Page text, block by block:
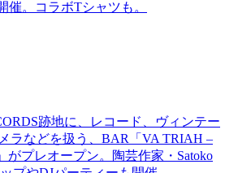
。コラボTシャツも。
跡地に、レコード、ヴィンテー
ラなどを扱う、BAR「VA TRIAH –
がプレオープン。陶芸作家・Satoko